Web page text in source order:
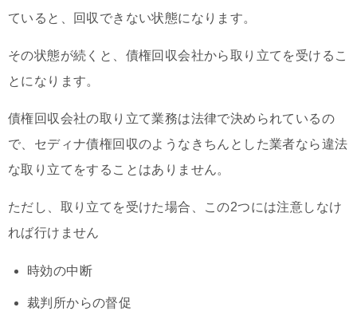
ていると、回収できない状態になります。
その状態が続くと、債権回収会社から取り立てを受けるこ
とになります。
債権回収会社の取り立て業務は法律で決められているの
で、セディナ債権回収のようなきちんとした業者なら違法
な取り立てをすることはありません。
ただし、取り立てを受けた場合、この2つには注意しなけ
れば行けません
時効の中断
裁判所からの督促